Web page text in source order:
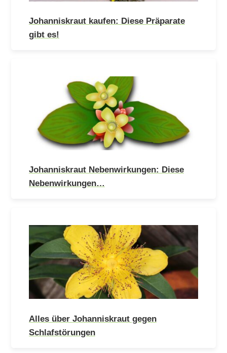
Johanniskraut kaufen: Diese Präparate
gibt es!
Johanniskraut Nebenwirkungen: Diese
Nebenwirkungen…
Alles über Johanniskraut gegen
Schlafstörungen